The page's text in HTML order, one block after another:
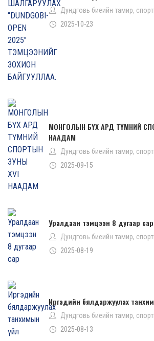
Дундговь биеийн тамир,
2025-10-23
МОНГОЛЫН БҮХ АРД ТҮМНИЙ
НААДАМ
Дундговь биеийн тамир,
2025-09-15
Уралдаан тэмцээн 8 дугаар сар
Дундговь биеийн тамир,
2025-08-19
Иргэдийн бялдаржуулах
Дундговь биеийн тамир,
2025-08-13